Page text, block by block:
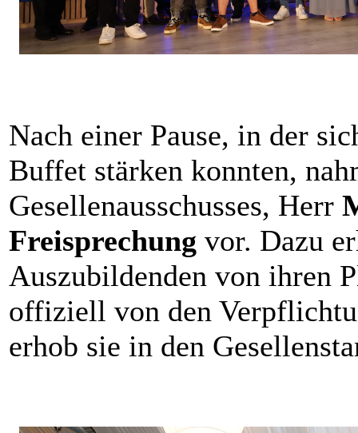
Nach einer Pause, in der
Buffet stärken konnten,
Gesellenausschusses, Herr
Freisprechung vor. Dazu
Auszubildenden von ihren
offiziell von den
erhob sie in den